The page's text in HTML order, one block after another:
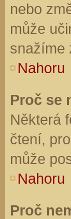
nebo
může
snažíme
Nahoru
Proč se
Některá
čtení,
může
Nahoru
Proč